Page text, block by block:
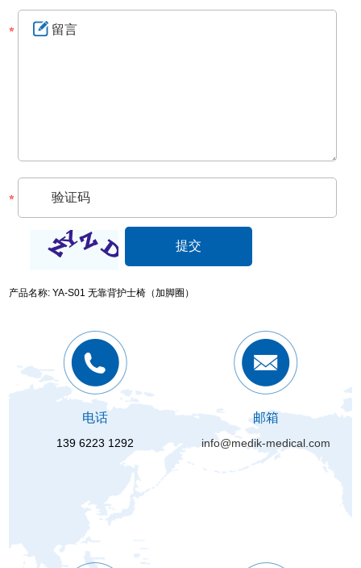
产品名称: YA-S01 无靠背护士椅（加脚圈）
电话
139 6223 1292
邮箱
info@medik-medical.com